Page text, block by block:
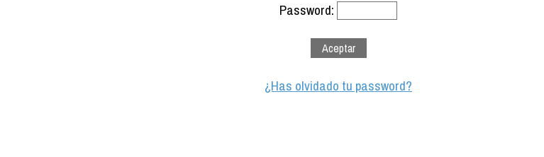
Password:
¿Has olvidado tu password?